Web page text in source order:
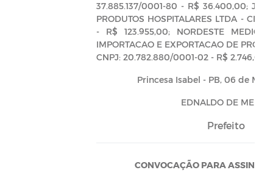
37.885.137/0001-80 - R$ 36.400,00; J. J.
PRODUTOS HOSPITALARES LTDA -
- R$ 123.955,00; NORDESTE MEDICAL,
IMPORTACAO E EXPORTACAO DE
CNPJ: 20.782.880/0001-02 - R$ 2.746,00.
Princesa Isabel - PB, 06 de
EDNALDO DE MELO –
Prefeito
CONVOCAÇÃO PARA ASSINAR